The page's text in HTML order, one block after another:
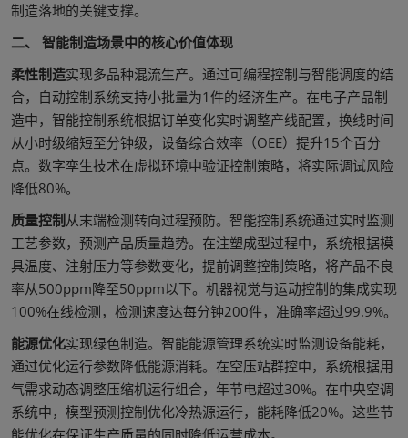
制造落地的关键支撑。
二、 智能制造场景中的核心价值体现
柔性制造实现多品种混流生产。通过可编程控制与智能调度的结
合，自动控制系统支持小批量为1件的经济生产。在电子产品制
造中，智能控制系统根据订单变化实时调整产线配置，换线时间
从小时级缩短至分钟级，设备综合效率（OEE）提升15个百分
点。数字孪生技术在虚拟环境中验证控制策略，将实际调试风险
降低80%。
质量控制 从末端检测转向过程预防。智能控制系统通过实时监测
工艺参数，预测产品质量趋势。在注塑成型过程中，系统根据模
具温度、注射压力等参数变化，提前调整控制策略，将产品不良
率从500ppm降至50ppm以下。机器视觉与运动控制的集成实现
100%在线检测，检测速度达每分钟200件，准确率超过99.9%。
能源优化实现绿色制造。智能能源管理系统实时监测设备能耗，
通过优化运行参数降低能源消耗。在空压站群控中，系统根据用
气需求动态调整压缩机运行组合，年节电超过30%。在中央空调
系统中，模型预测控制优化冷热源运行，能耗降低20%。这些节
能优化在保证生产质量的同时降低运营成本。